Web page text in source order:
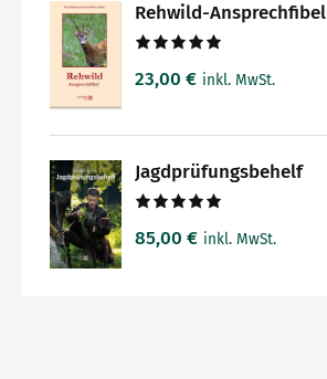
Rehwild-Ansprechfibel
mit5.00
23,00 € inkl. MwSt.
Jagdprüfungsbehelf
mit5.00
85,00 € inkl. MwSt.